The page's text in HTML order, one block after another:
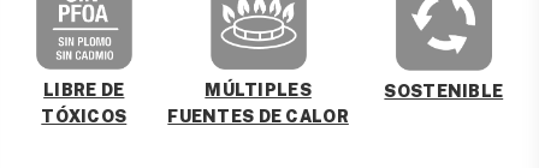
LIBRE DE
TÓXICOS
MÚLTIPLES
FUENTES DE CALOR
SOSTENIBLE